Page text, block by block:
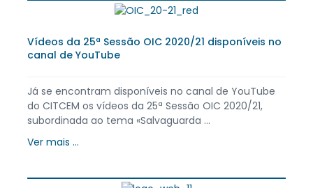
Vídeos da 25ª Sessão OIC 2020/21 disponíveis no
canal de YouTube
Já se encontram disponíveis no canal de YouTube
do CITCEM os vídeos da 25ª Sessão OIC 2020/21,
subordinada ao tema «Salvaguarda ...
Ver mais ...